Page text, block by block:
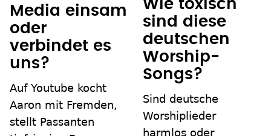
Media einsam
oder
verbindet es
uns?
Auf Youtube kocht
Aaron mit Fremden,
stellt Passanten
Wie toxisch
sind diese
deutschen
Worship-
Songs?
Sind deutsche
Worshiplieder
harmlos oder